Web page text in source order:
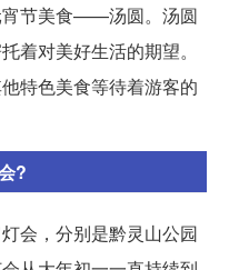
宵节美食——汤圆。汤圆
着对美好生活的期望。
特色美食等待着游客的
?
会，分别是黔灵山公园